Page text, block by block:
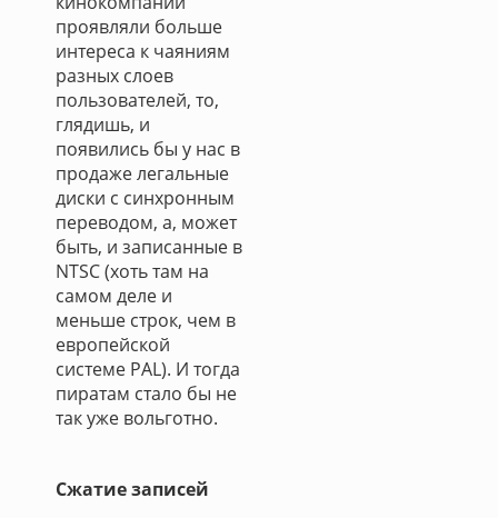
проявляли больше
интереса к чаяниям
разных слоев
пользователей, то,
глядишь, и
появились бы у нас в
продаже легальные
диски с синхронным
переводом, а, может
быть, и записанные в
NTSC (хоть там на
самом деле и
меньше строк, чем в
европейской
системе PAL). И тогда
пиратам стало бы не
так уже вольготно.
Сжатие записей